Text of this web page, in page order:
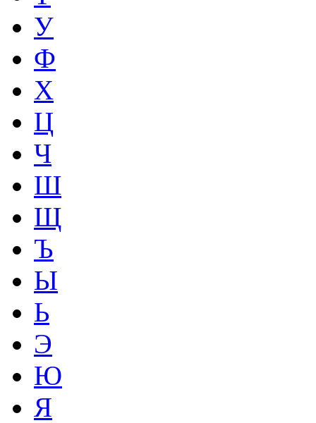
У
Ф
Х
Ц
Ч
Ш
Щ
Ъ
Ы
Ь
Э
Ю
Я